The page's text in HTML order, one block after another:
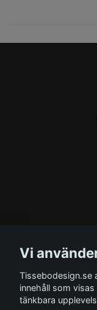
Vi
Tissebodesign.se
innehåll som
tänkbara